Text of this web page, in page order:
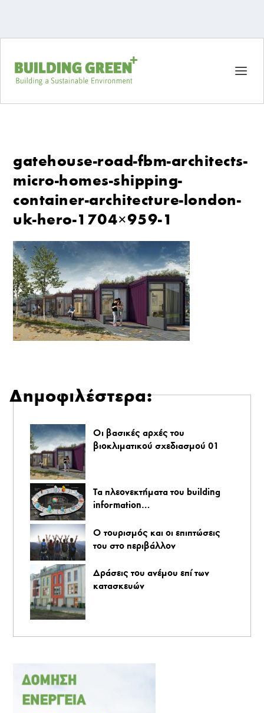
gatehouse-road-fbm-architects-
micro-homes-shipping-
container-architecture-london-
uk-hero-1704×959-1
Δημοφιλέστερα:
Οι βασικές αρχές του
βιοκλιματικού σχεδιασμού 01
Τα πλεονεκτήματα του building
information…
O τουρισμός και οι επιπτώσεις
του στο περιβάλλον
Δράσεις του ανέμου επί των
κατασκευών